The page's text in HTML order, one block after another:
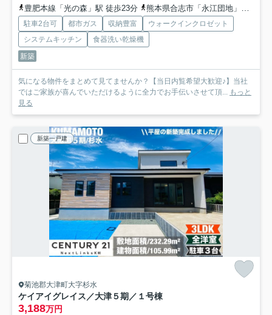
豊肥本線「光の森」駅 徒歩23分
熊本県合志市「永江団地」バス停下車 徒歩3分
駐車2台可 都市ガス 収納豊富
ウォークインクロゼット
システムキッチン
食器洗い乾燥機
新築
気になる物件をまとめて見てませんか？【当日内覧希望大歓迎♪】当社
ではご家族が喜んでいただけるように全力でお手伝いさせて頂...
もっと
見る
新築一戸建
菊池郡大津町大字杉水
ケイアイグレイス／大津５期／１号棟
3,188万円